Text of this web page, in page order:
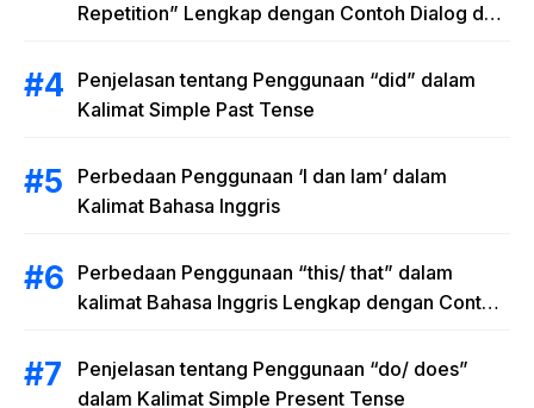
Repetition” Lengkap dengan Contoh Dialog dan
Penjelasan tentang Penggunaan “did” dalam
Kalimat Simple Past Tense
Perbedaan Penggunaan ‘I dan Iam’ dalam
Kalimat Bahasa Inggris
Perbedaan Penggunaan “this/ that” dalam
kalimat Bahasa Inggris Lengkap dengan Contoh
Penjelasan tentang Penggunaan “do/ does”
dalam Kalimat Simple Present Tense